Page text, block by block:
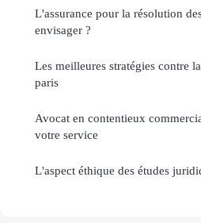
L'assurance pour la résolution
envisager ?
Les meilleures stratégies contre
paris
Avocat en contentieux
votre service
L'aspect éthique des études